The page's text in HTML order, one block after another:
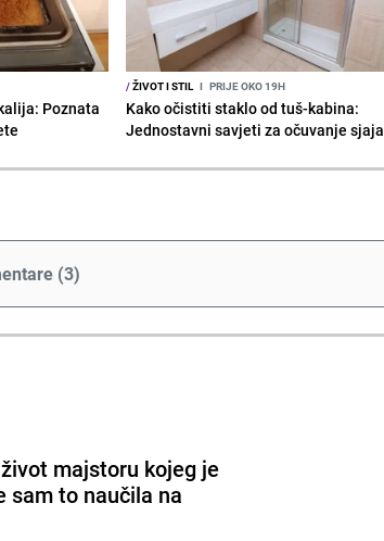
Poznata
/ŽIVOT I STIL I PRIJE OKO 19H
Kako očistiti staklo od tuš-kabina:
Jednostavni savjeti za očuvanje sjaja
(3)
majstoru kojeg je
sam to naučila na